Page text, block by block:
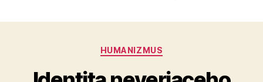
Kategórie
HUMANIZMUS